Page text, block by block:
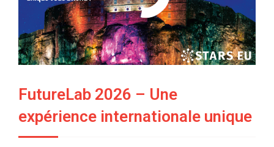
FutureLab 2026 – Une
expérience internationale unique